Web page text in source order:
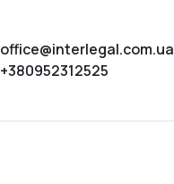
office@interlegal.com.ua
+380952312525